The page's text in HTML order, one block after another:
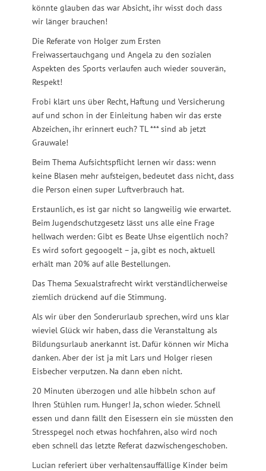
könnte glauben das war Absicht, ihr wisst doch dass
wir länger brauchen!
Die Referate von Holger zum Ersten
Freiwassertauchgang und Angela zu den sozialen
Aspekten des Sports verlaufen auch wieder souverän,
Respekt!
Frobi klärt uns über Recht, Haftung und Versicherung
auf und schon in der Einleitung haben wir das erste
Abzeichen, ihr erinnert euch? TL *** sind ab jetzt
Grauwale!
Beim Thema Aufsichtspflicht lernen wir dass: wenn
keine Blasen mehr aufsteigen, bedeutet dass nicht, dass
die Person einen super Luftverbrauch hat.
Erstaunlich, es ist gar nicht so langweilig wie erwartet.
Beim Jugendschutzgesetz lässt uns alle eine Frage
hellwach werden: Gibt es Beate Uhse eigentlich noch?
Es wird sofort gegoogelt – ja, gibt es noch, aktuell
erhält man 20% auf alle Bestellungen.
Das Thema Sexualstrafrecht wirkt verständlicherweise
ziemlich drückend auf die Stimmung.
Als wir über den Sonderurlaub sprechen, wird uns klar
wieviel Glück wir haben, dass die Veranstaltung als
Bildungsurlaub anerkannt ist. Dafür können wir Micha
danken. Aber der ist ja mit Lars und Holger riesen
Eisbecher verputzen. Na dann eben nicht.
20 Minuten überzogen und alle hibbeln schon auf
Ihren Stühlen rum. Hunger! Ja, schon wieder. Schnell
essen und dann fällt den Eisessern ein sie müssten den
Stresspegel noch etwas hochfahren, also wird noch
eben schnell das letzte Referat dazwischengeschoben.
Lucian referiert über verhaltensauffällige Kinder beim